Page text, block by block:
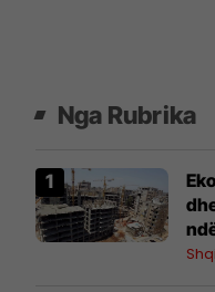
Nga Rubrika